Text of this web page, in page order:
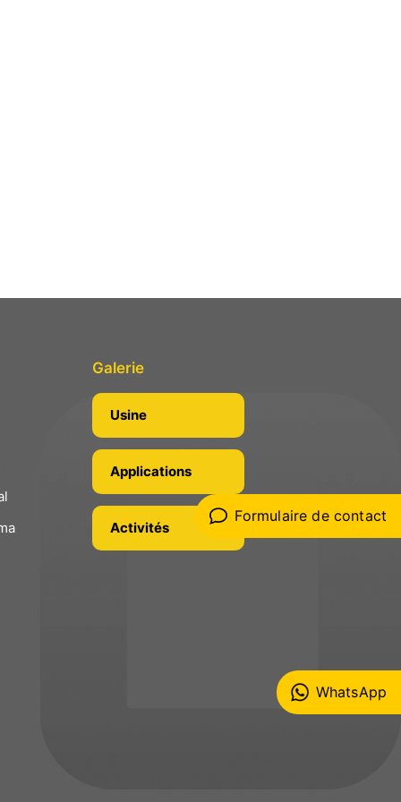
WhatsApp
Formulaire de contact
Galerie
Usine
Applications
Activités